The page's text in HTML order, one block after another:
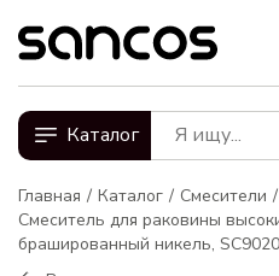
Каталог
Главная Каталог Смесители
Смеситель для раковины
брашированный никель,